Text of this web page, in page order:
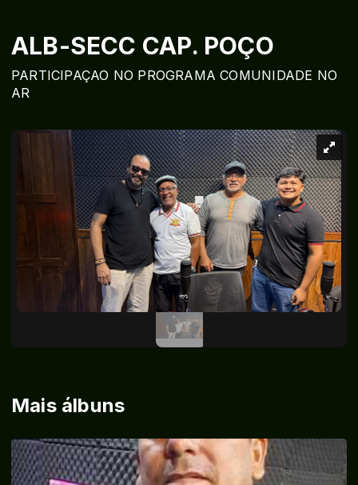
ALB-SECC CAP. POÇO
PARTICIPAÇAO NO PROGRAMA COMUNIDADE NO
AR
Mais álbuns